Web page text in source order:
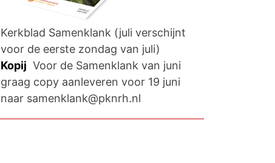
Kerkblad Samenklank (juli verschijnt
voor de eerste zondag van juli)
Kopij Voor de Samenklank van juni
graag copy aanleveren voor 19 juni
naar samenklank@pknrh.nl